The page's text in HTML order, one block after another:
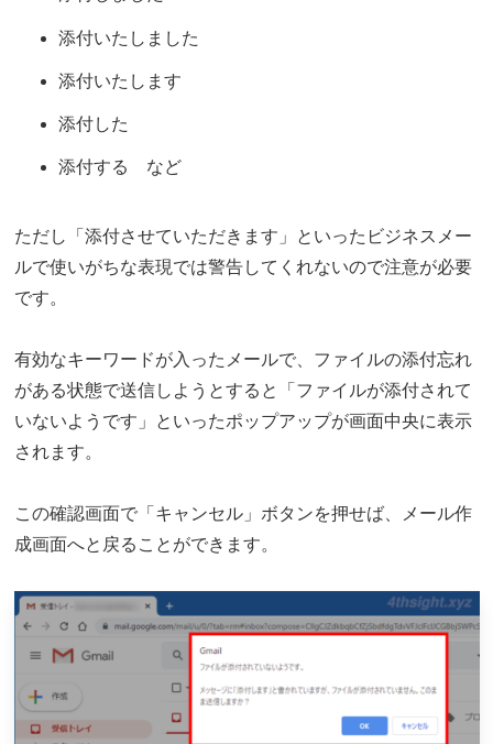
添付いたしました
添付いたします
添付した
添付する など
ただし「添付させていただきます」といったビジネスメー
ルで使いがちな表現では警告してくれないので注意が必要
です。
有効なキーワードが入ったメールで、ファイルの添付忘れ
がある状態で送信しようとすると「ファイルが添付されて
いないようです」といったポップアップが画面中央に表示
されます。
この確認画面で「キャンセル」ボタンを押せば、メール作
成画面へと戻ることができます。